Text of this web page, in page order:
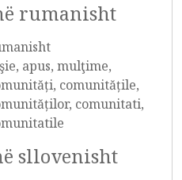
rumanisht
apus, mulţime,
comunitățile,
comunitati,
sllovenisht